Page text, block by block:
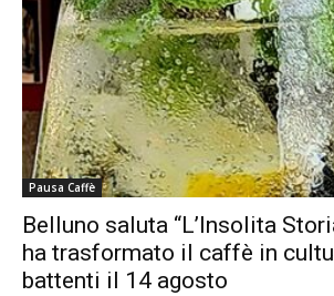
Pausa Caffè
Belluno saluta “L’Insolita
ha trasformato il caffè in
battenti il 14 agosto